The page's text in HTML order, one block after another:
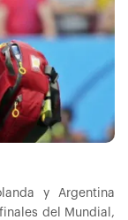
y Argentina
del Mundial,